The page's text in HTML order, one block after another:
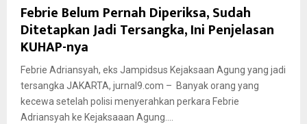
Febrie Belum Pernah Diperiksa, Sudah
Ditetapkan Jadi Tersangka, Ini Penjelasan
KUHAP-nya
Febrie Adriansyah, eks Jampidsus Kejaksaan Agung yang jadi
tersangka JAKARTA, jurnal9.com – Banyak orang yang
kecewa setelah polisi menyerahkan perkara Febrie
Adriansyah ke Kejaksaaan Agung....